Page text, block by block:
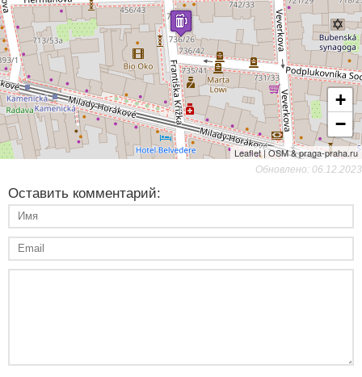
+
−
Leaflet | OSM & praga-praha.ru
Обновлено: 06.12.2023
Оставить комментарий: